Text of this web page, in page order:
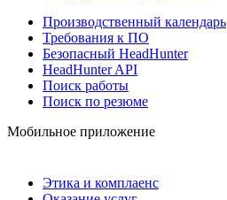
Производственный календарь
Требования к ПО
Безопасный HeadHunter
HeadHunter API
Поиск работы
Поиск по резюме
Мобильное приложение
Этика и комплаенс